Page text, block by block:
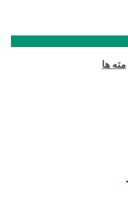
مته ها